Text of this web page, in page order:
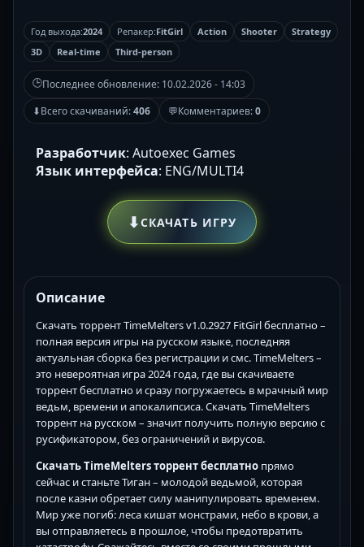
Год выхода:2024 Репакер:FitGirl Action Shooter
Strategy
3D
Real-time Third-person
🕒Последнее обновление: 10.02.2026 - 14:03
⬇Всего скачиваний:406 💬Комментариев:0
Разработчик: Autoexec Games
Язык интерфейса: ENG/MULTI4
⬇СКАЧАТЬ ИГРУ
Описание
Скачать торрент TimeMelters v1.0.2927 FitGirl бесплатно –
полная версия игры на русском языке, последняя
актуальная сборка без регистрации и смс. TimeMelters –
это невероятная игра 2024 года, где вы скачиваете
торрент бесплатно и сразу погружаетесь в мрачный мир
ведьм, времени и апокалипсиса. Скачать TimeMelters
торрент на русском – значит получить полную версию с
русификатором, без ограничений и вирусов.
Скачать TimeMelters торрент бесплатно прямо
сейчас и станьте Тиган – молодой ведьмой, которая
после казни обретает силу манипулировать временем.
Мир уже погиб: леса кишат монстрами, небо в крови, а
вы отправляетесь в прошлое, чтобы предотвратить